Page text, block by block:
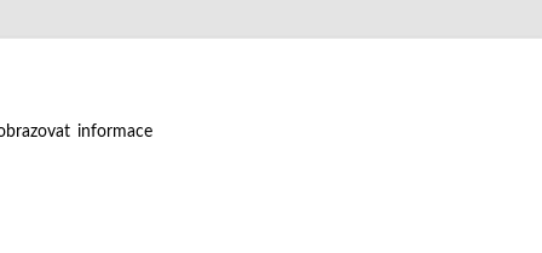
informace